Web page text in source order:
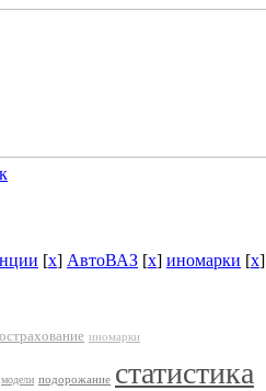
[x] АвтоВАЗ [x] иномарки [x]
иномарки
модели подорожание статистика